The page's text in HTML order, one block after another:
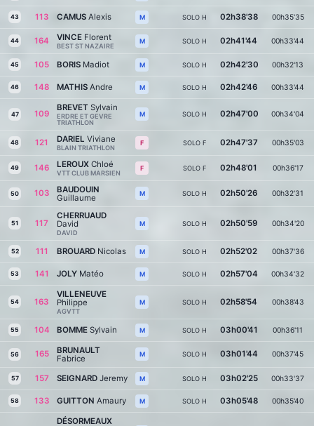
43 113 CAMUS Alexis M SOLO H 02h38'38 00h35'35
44 164 VINCE Florent
BEST ST NAZAIRE
M SOLO H 02h41'44 00h33'44
45 105 BORIS Madiot M SOLO H 02h42'30 00h32'13
46 148 MATHIS Andre M SOLO H 02h42'46 00h33'44
47 109
BREVET Sylvain
ERDRE ET GEVRE
TRIATHLON
M SOLO H 02h47'00 00h34'04
48 121 DARIEL Viviane
BLAIN TRIATHLON
F SOLO F 02h47'37 00h35'03
49 146 LEROUX Chloé
VTT CLUB MARSIEN
F SOLO F 02h48'01 00h36'17
50 103
BAUDOUIN
Guillaume
M SOLO H 02h50'26 00h32'31
51 117
CHERRUAUD
David
DAVID
M SOLO H 02h50'59 00h34'20
52 111 BROUARD Nicolas M SOLO H 02h52'02 00h37'36
53 141 JOLY Matéo M SOLO H 02h57'04 00h34'32
54 163
VILLENEUVE
Philippe
AGVTT
M SOLO H 02h58'54 00h38'43
55 104 BOMME Sylvain M SOLO H 03h00'41 00h36'11
56 165
BRUNAULT
Fabrice
M SOLO H 03h01'44 00h37'45
57 157 SEIGNARD Jeremy M SOLO H 03h02'25 00h33'37
58 133 GUITTON Amaury M SOLO H 03h05'48 00h35'40
DÉSORMEAUX